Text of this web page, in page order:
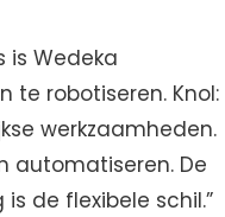
is Wedeka
robotiseren. Knol:
werkzaamheden.
automatiseren. De
de flexibele schil.”